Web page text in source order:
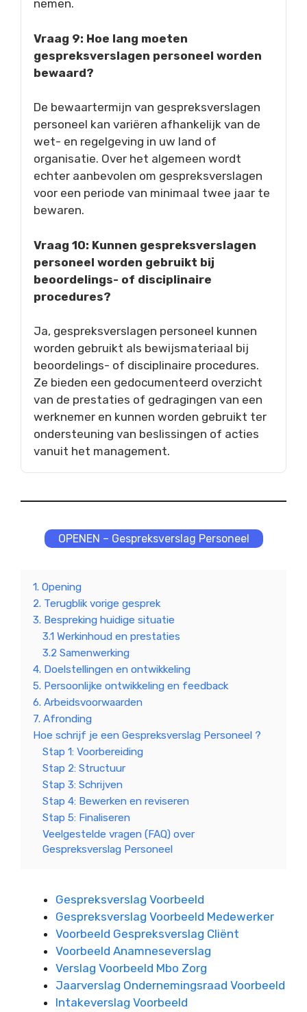
nemen.
Vraag 9: Hoe lang moeten
gespreksverslagen personeel worden
bewaard?
De bewaartermijn van gespreksverslagen
personeel kan variëren afhankelijk van de
wet- en regelgeving in uw land of
organisatie. Over het algemeen wordt
echter aanbevolen om gespreksverslagen
voor een periode van minimaal twee jaar te
bewaren.
Vraag 10: Kunnen gespreksverslagen
personeel worden gebruikt bij
beoordelings- of disciplinaire
procedures?
Ja, gespreksverslagen personeel kunnen
worden gebruikt als bewijsmateriaal bij
beoordelings- of disciplinaire procedures.
Ze bieden een gedocumenteerd overzicht
van de prestaties of gedragingen van een
werknemer en kunnen worden gebruikt ter
ondersteuning van beslissingen of acties
vanuit het management.
OPENEN – Gespreksverslag Personeel
1. Opening
2. Terugblik vorige gesprek
3. Bespreking huidige situatie
3.1 Werkinhoud en prestaties
3.2 Samenwerking
4. Doelstellingen en ontwikkeling
5. Persoonlijke ontwikkeling en feedback
6. Arbeidsvoorwaarden
7. Afronding
Hoe schrijf je een Gespreksverslag Personeel ?
Stap 1: Voorbereiding
Stap 2: Structuur
Stap 3: Schrijven
Stap 4: Bewerken en reviseren
Stap 5: Finaliseren
Veelgestelde vragen (FAQ) over
Gespreksverslag Personeel
Gespreksverslag Voorbeeld
Gespreksverslag Voorbeeld Medewerker
Voorbeeld Gespreksverslag Cliënt
Voorbeeld Anamneseverslag
Verslag Voorbeeld Mbo Zorg
Jaarverslag Ondernemingsraad Voorbeeld
Intakeverslag Voorbeeld